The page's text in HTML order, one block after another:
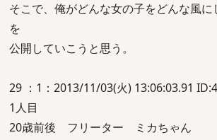
そこで、俺がどんな女の子をどんな風
を
公開していこうと思う。
29 ：1：2013/11/03(火) 13:06:03.91
1人目
20歳前後 フリーター ミカちゃん